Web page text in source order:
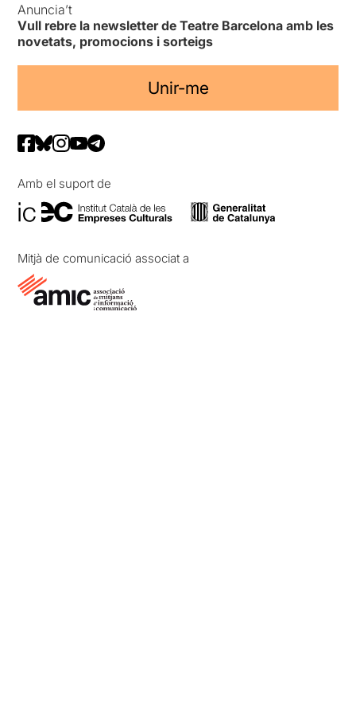
Anuncia’t
Vull rebre la newsletter de Teatre Barcelona amb les
novetats, promocions i sorteigs
Unir-me
Amb el suport de
Mitjà de comunicació associat a